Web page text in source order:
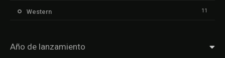
Western 11
Año de lanzamiento